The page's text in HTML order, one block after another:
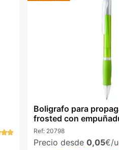
Boligrafo para
frosted con
Ref: 20798
Precio desde 0,05€/